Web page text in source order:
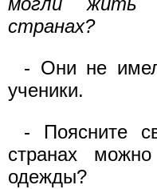
странах?
- Они не
ученики.
- Поясните
странах
одежды?